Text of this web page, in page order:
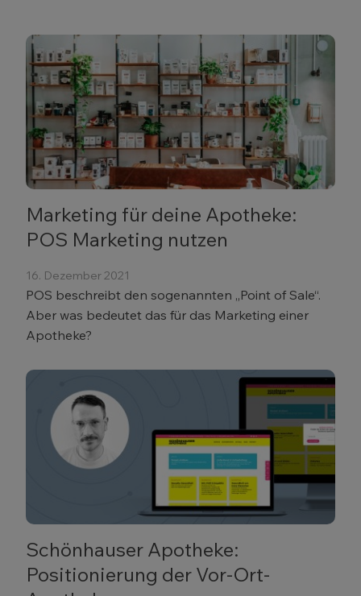
Marketing für deine Apotheke:
POS Marketing nutzen
16. Dezember 2021
POS beschreibt den sogenannten „Point of Sale“.
Aber was bedeutet das für das Marketing einer
Apotheke?
Schönhauser Apotheke:
Positionierung der Vor-Ort-